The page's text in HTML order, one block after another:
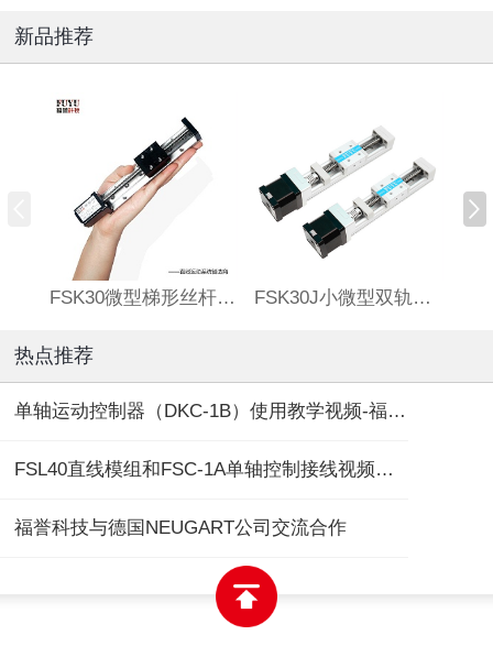
新品推荐
FSK30微型梯形丝杆滑台 FSK30J小微型双轨丝杆直线模组
热点推荐
单轴运动控制器（DKC-1B）使用教学视频-福誉专用
FSL40直线模组和FSC-1A单轴控制接线视频教程
福誉科技与德国NEUGART公司交流合作